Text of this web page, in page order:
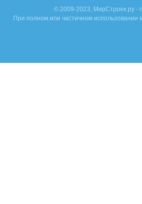
© 2009-2023, МирСтроек.ру -
При полном или частичном использовании